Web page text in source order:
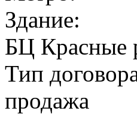
Здание:
БЦ Красные
Тип
продажа